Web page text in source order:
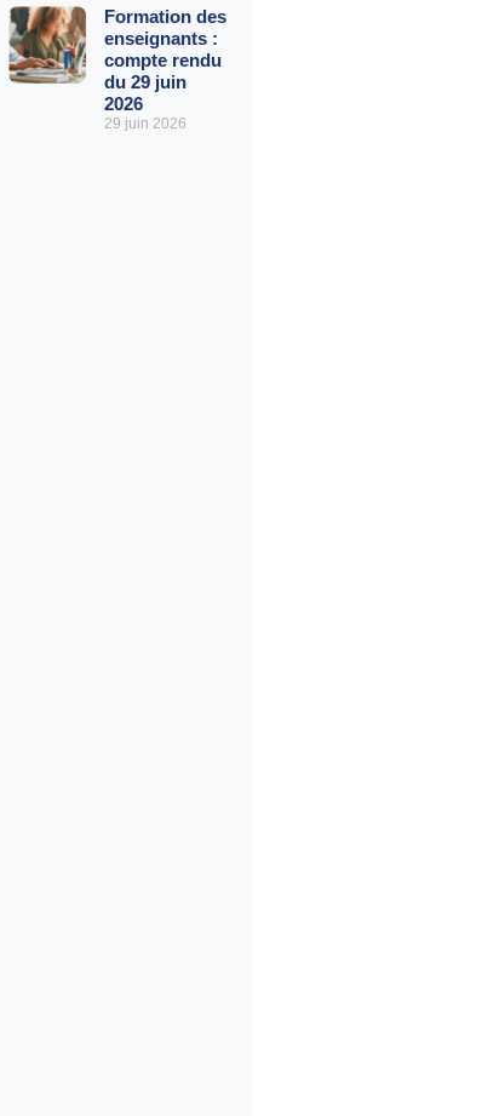
Formation des
enseignants :
compte rendu
du 29 juin
2026
29 juin 2026